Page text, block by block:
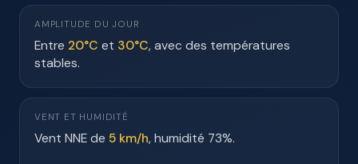
AMPLITUDE DU JOUR
Entre 20°C et 30°C, avec des températures
stables.
VENT ET HUMIDITÉ
Vent NNE de 5 km/h, humidité 73%.